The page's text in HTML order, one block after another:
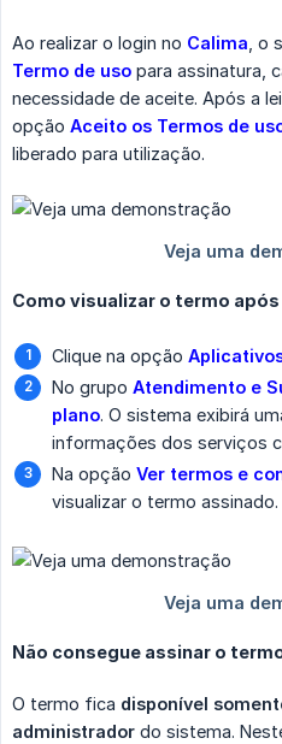
Ao realizar o login no Calima , o
Termo de uso para assinatura,
necessidade de aceite. Após a
opção Aceito os Termos de
liberado para utilização.
Como visualizar o termo
Clique na opção
No grupo Atendimento e
plano. O sistema exibirá
informações dos serviços
Na opção Ver termos e
visualizar o termo assinado.
Não consegue assinar o
O termo fica disponível
administrador do sistema.